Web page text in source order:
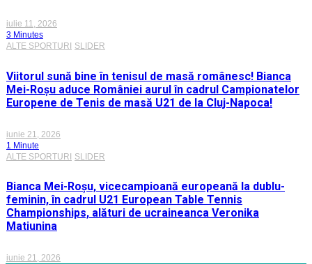
iulie 11, 2026
3 Minutes
ALTE SPORTURI
SLIDER
Viitorul sună bine în tenisul de masă românesc! Bianca
Mei-Roșu aduce României aurul în cadrul Campionatelor
Europene de Tenis de masă U21 de la Cluj-Napoca!
iunie 21, 2026
1 Minute
ALTE SPORTURI SLIDER
Bianca Mei-Roșu, vicecampioană europeană la dublu-
feminin, în cadrul U21 European Table Tennis
Championships, alături de ucraineanca Veronika
Matiunina
iunie 21, 2026